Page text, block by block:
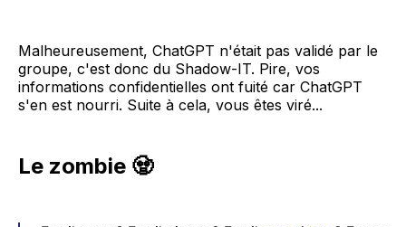
Malheureusement, ChatGPT n'était pas validé par le
groupe, c'est donc du Shadow-IT. Pire, vos
informations confidentielles ont fuité car ChatGPT
s'en est nourri. Suite à cela, vous êtes viré...
Le zombie 🧟